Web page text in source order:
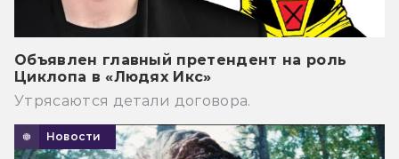
Объявлен главный претендент на роль
Циклопа в «Людях Икс»
Утрясаются детали договора.
Новости